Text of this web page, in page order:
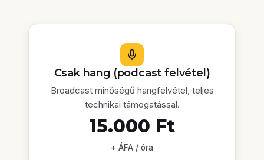
Csak hang (podcast felvétel)
Broadcast minőségű hangfelvétel, teljes
technikai támogatással.
15.000 Ft
+ ÁFA / óra